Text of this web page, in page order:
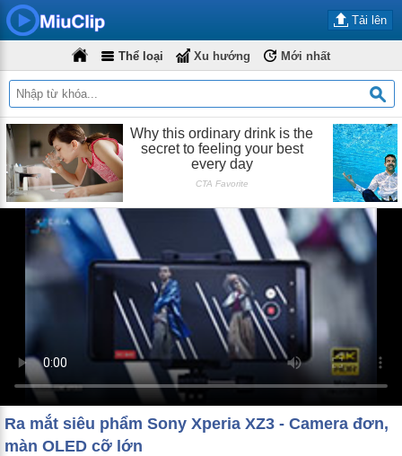
Tải lên
Thể loại Xu hướng Mới nhất
Ra mắt siêu phẩm Sony Xperia XZ3 - Camera đơn,
màn OLED cỡ lớn